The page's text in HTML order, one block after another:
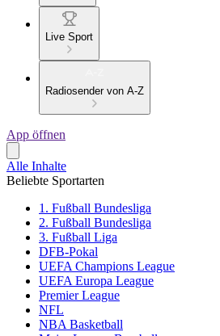
Live Sport
Radiosender von A-Z
App öffnen
Alle Inhalte
Beliebte Sportarten
1. Fußball Bundesliga
2. Fußball Bundesliga
3. Fußball Liga
DFB-Pokal
UEFA Champions League
UEFA Europa League
Premier League
NFL
NBA Basketball